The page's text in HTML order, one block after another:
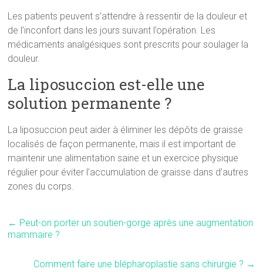
Les patients peuvent s’attendre à ressentir de la douleur et
de l’inconfort dans les jours suivant l’opération. Les
médicaments analgésiques sont prescrits pour soulager la
douleur.
La liposuccion est-elle une
solution permanente ?
La liposuccion peut aider à éliminer les dépôts de graisse
localisés de façon permanente, mais il est important de
maintenir une alimentation saine et un exercice physique
régulier pour éviter l’accumulation de graisse dans d’autres
zones du corps.
← Peut-on porter un soutien-gorge après une augmentation
mammaire ?
Comment faire une blépharoplastie sans chirurgie ? →